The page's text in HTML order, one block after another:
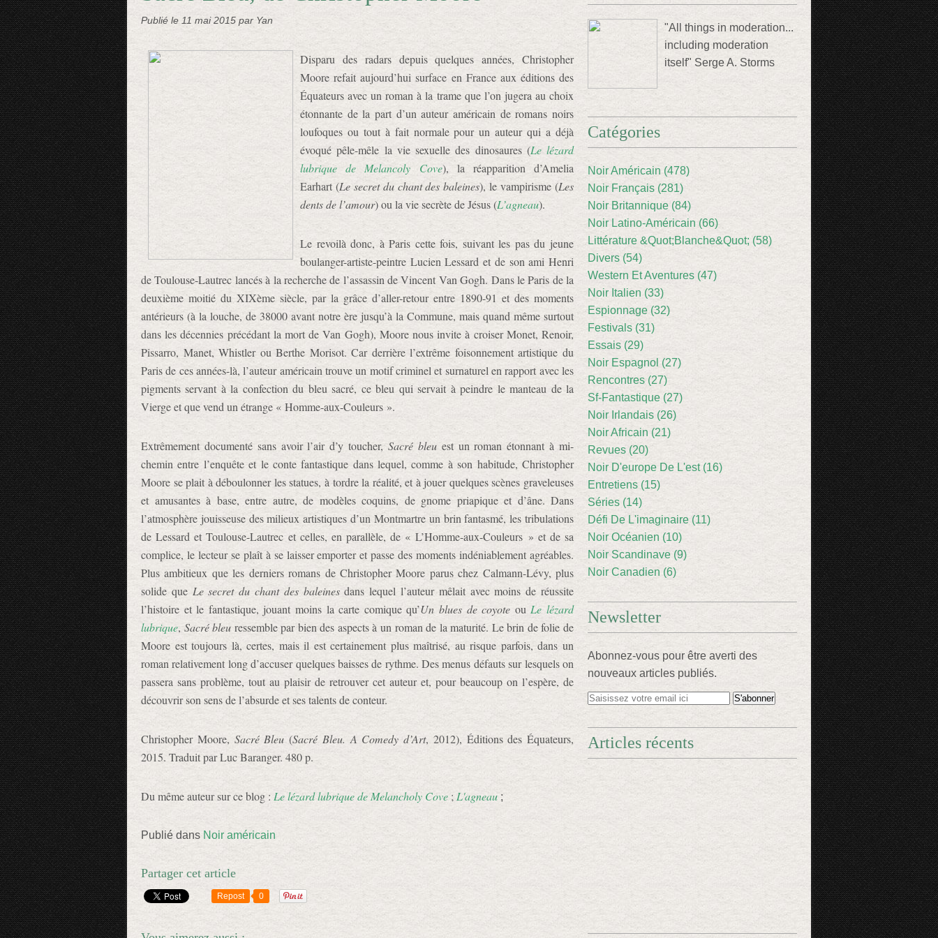
Publié le 11 mai 2015 par Yan
Disparu des radars depuis quelques années, Christopher
Moore refait aujourd’hui surface en France aux éditions des
Équateurs avec un roman à la trame que l’on jugera au choix
étonnante de la part d’un auteur américain de romans noirs
loufoques ou tout à fait normale pour un auteur qui a déjà
évoqué pêle-mêle la vie sexuelle des dinosaures (Le lézard
lubrique de Melancoly Cove), la réapparition d’Amelia
Earhart (Le secret du chant des baleines), le vampirisme (Les
dents de l’amour) ou la vie secrète de Jésus (L’agneau).
Le revoilà donc, à Paris cette fois, suivant les pas du jeune
boulanger-artiste-peintre Lucien Lessard et de son ami Henri
de Toulouse-Lautrec lancés à la recherche de l’assassin de Vincent Van Gogh. Dans le Paris de la
deuxième moitié du XIXème siècle, par la grâce d’aller-retour entre 1890-91 et des moments
antérieurs (à la louche, de 38000 avant notre ère jusqu’à la Commune, mais quand même surtout
dans les décennies précédant la mort de Van Gogh), Moore nous invite à croiser Monet, Renoir,
Pissarro, Manet, Whistler ou Berthe Morisot. Car derrière l’extrême foisonnement artistique du
Paris de ces années-là, l’auteur américain trouve un motif criminel et surnaturel en rapport avec les
pigments servant à la confection du bleu sacré, ce bleu qui servait à peindre le manteau de la
Vierge et que vend un étrange « Homme-aux-Couleurs ».
Extrêmement documenté sans avoir l’air d’y toucher, Sacré bleuest un roman étonnant à mi-
chemin entre l’enquête et le conte fantastique dans lequel, comme à son habitude, Christopher
Moore se plait à déboulonner les statues, à tordre la réalité, et à jouer quelques scènes graveleuses
et amusantes à base, entre autre, de modèles coquins, de gnome priapique et d’âne. Dans
l’atmosphère jouisseuse des milieux artistiques d’un Montmartre un brin fantasmé, les tribulations
de Lessard et Toulouse-Lautrec et celles, en parallèle, de « L’Homme-aux-Couleurs » et de sa
complice, le lecteur se plaît à se laisser emporter et passe des moments indéniablement agréables.
Plus ambitieux que les derniers romans de Christopher Moore parus chez Calmann-Lévy, plus
solide que Le secret du chant des baleinesdans lequel l’auteur mêlait avec moins de réussite
l’histoire et le fantastique, jouant moins la carte comique qu’Un blues de coyote ou Le lézard
lubrique, Sacré bleu ressemble par bien des aspects à un roman de la maturité. Le brin de folie de
Moore est toujours là, certes, mais il est certainement plus maîtrisé, au risque parfois, dans un
roman relativement long d’accuser quelques baisses de rythme. Des menus défauts sur lesquels on
passera sans problème, tout au plaisir de retrouver cet auteur et, pour beaucoup on l’espère, de
découvrir son sens de l’absurde et ses talents de conteur.
Christopher Moore, Sacré Bleu (Sacré Bleu. A Comedy d’Art, 2012), Éditions des Équateurs,
2015. Traduit par Luc Baranger. 480 p.
Du même auteur sur ce blog : Le lézard lubrique de Melancholy Cove ; L'agneau ;
Publié dans Noir américain
Partager cet article
Repost 0
"All things in moderation...
including moderation
itself" Serge A. Storms
Catégories
Noir Américain (478)
Noir Français (281)
Noir Britannique (84)
Noir Latino-Américain (66)
Littérature &Quot;Blanche&Quot; (58)
Divers (54)
Western Et Aventures (47)
Noir Italien (33)
Espionnage (32)
Festivals (31)
Essais (29)
Noir Espagnol (27)
Rencontres (27)
Sf-Fantastique (27)
Noir Irlandais (26)
Noir Africain (21)
Revues (20)
Noir D'europe De L'est (16)
Entretiens (15)
Séries (14)
Défi De L'imaginaire (11)
Noir Océanien (10)
Noir Scandinave (9)
Noir Canadien (6)
Newsletter
Abonnez-vous pour être averti des
nouveaux articles publiés.
Articles récents